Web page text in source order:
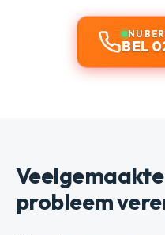
NU
BEL
probleem